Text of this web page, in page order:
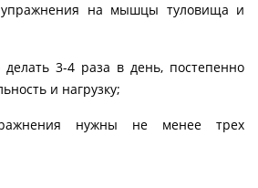
упражнения на мышцы туловища и
делать 3-4 раза в день, постепенно
и нагрузку;
нужны не менее трех